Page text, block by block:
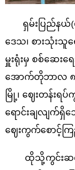
ရှမ်းပြည်နယ်(တ
ဒေသ၊ စားသုံးသူရ
မှူးရုံးမှ စစ်ဆေးရ
အောက်တိုဘာလ
မြို့၊ ဈေးတန်းရ
ရောင်းချလျက်ရှိ
ဈေးကွက်စောင့်က
ထိုသို့ကွင်းဆင်း